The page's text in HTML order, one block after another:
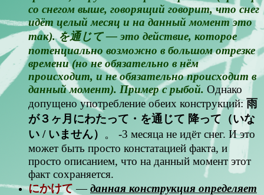
со снегом выше, говорящий говорит, что снег
идёт целый месяц и на данный момент это
так). を通じて — это действие, которое
потенциально возможно в большом отрезке
времени (но не обязательно в нём
происходит, и не обязательно происходит в
данный момент). Пример с рыбой. Однако
допущено употребление обеих конструкций:雨
が３ヶ月にわたって・を通じて 降って（いな
い / いません） 。 -3 месяца не идёт снег. И это
может быть просто констатацией факта, и
просто описанием, что на данный момент этот
факт сохраняется.
にかけて —данная конструкция определяет